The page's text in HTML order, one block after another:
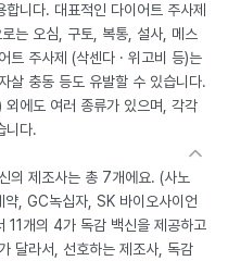
니다. 대표적인 다이어트 주사제
는 오심, 구토, 복통, 설사, 메스
트 주사제 (삭센다 · 위고비 등)는
살 충동 등도 유발할 수 있습니다.
외에도 여러 종류가 있으며, 각각
니다.
의 제조사는 총 7개에요. (사노
, GC녹십자, SK 바이오사이언
11개의 4가 독감 백신을 제공하고
달라서, 선호하는 제조사, 독감